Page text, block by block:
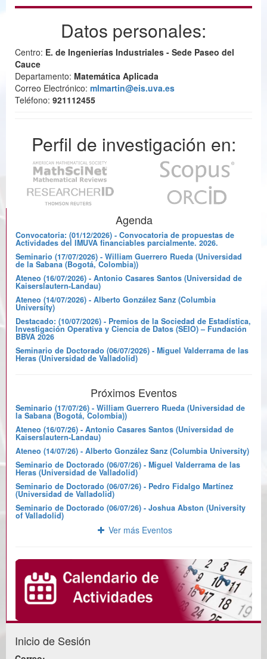
Datos personales:
Centro: E. de Ingenierías Industriales - Sede Paseo del
Cauce
Departamento: Matemática Aplicada
Correo Electrónico: mlmartin@eis.uva.es
Teléfono: 921112455
Perfil de investigación en:
Agenda
Convocatoria: (01/12/2026) - Convocatoria de propuestas de
Actividades del IMUVA financiables parcialmente. 2026.
Seminario (17/07/2026) - William Guerrero Rueda (Universidad
de la Sabana (Bogotá, Colombia))
Ateneo (16/07/2026) - Antonio Casares Santos (Universidad de
Kaiserslautern-Landau)
Ateneo (14/07/2026) - Alberto González Sanz (Columbia
University)
Destacado: (10/07/2026) - Premios de la Sociedad de Estadística,
Investigación Operativa y Ciencia de Datos (SEIO) – Fundación
BBVA 2026
Seminario de Doctorado (06/07/2026) - Miguel Valderrama de las
Heras (Universidad de Valladolid)
Próximos Eventos
Seminario (17/07/26) - William Guerrero Rueda (Universidad de
la Sabana (Bogotá, Colombia))
Ateneo (16/07/26) - Antonio Casares Santos (Universidad de
Kaiserslautern-Landau)
Ateneo (14/07/26) - Alberto González Sanz (Columbia University)
Seminario de Doctorado (06/07/26) - Miguel Valderrama de las
Heras (Universidad de Valladolid)
Seminario de Doctorado (06/07/26) - Pedro Fidalgo Martínez
(Universidad de Valladolid)
Seminario de Doctorado (06/07/26) - Joshua Abston (University
of Valladolid)
Ver más Eventos
Inicio de Sesión